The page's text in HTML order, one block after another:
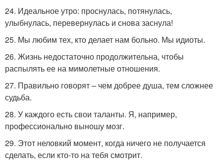
24. Идеальное утро: проснулась, потянулась,
улыбнулась, перевернулась и снова заснула!
25. Мы любим тех, кто делает нам больно. Мы идиоты.
26. Жизнь недостаточно продолжительна, чтобы
распылять ее на мимолетные отношения.
27. Правильно говорят – чем добрее душа, тем сложнее
судьба.
28. У каждого есть свои таланты. Я, например,
профессионально выношу мозг.
29. Этот неловкий момент, когда ничего не получается
сделать, если кто-то на тебя смотрит.